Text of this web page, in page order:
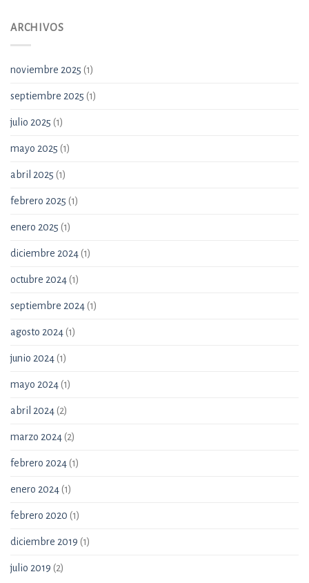
ARCHIVOS
noviembre 2025 (1)
septiembre 2025 (1)
julio 2025 (1)
mayo 2025 (1)
abril 2025 (1)
febrero 2025 (1)
enero 2025 (1)
diciembre 2024(1)
octubre 2024(1)
septiembre 2024(1)
agosto 2024(1)
junio 2024(1)
mayo 2024(1)
abril 2024(2)
marzo 2024(2)
febrero 2024(1)
enero 2024(1)
febrero 2020 (1)
diciembre 2019 (1)
julio 2019 (2)